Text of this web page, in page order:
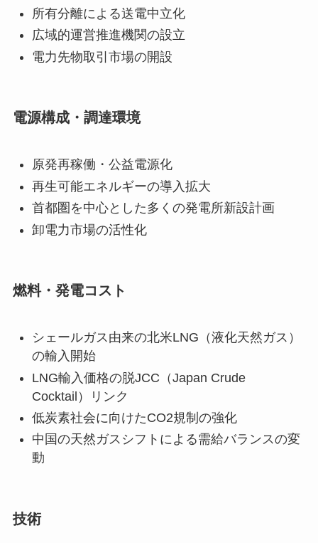
所有分離による送電中立化
広域的運営推進機関の設立
電力先物取引市場の開設
電源構成・調達環境
原発再稼働・公益電源化
再生可能エネルギーの導入拡大
首都圏を中心とした多くの発電所新設計画
卸電力市場の活性化
燃料・発電コスト
シェールガス由来の北米LNG（液化天然ガス）
の輸入開始
LNG輸入価格の脱JCC（Japan Crude
Cocktail）リンク
低炭素社会に向けたCO2規制の強化
中国の天然ガスシフトによる需給バランスの変
動
技術